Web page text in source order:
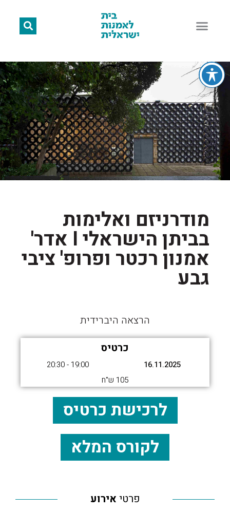
מודרניזם ואלימות
בביתן הישראלי I אדר'
אמנון רכטר ופרופ' ציבי
גבע
הרצאה היברידית
כרטיס
16.11.2025
19:00 - 20:30
105 ש"ח
לרכישת כרטיס
לקורס המלא
פרטי אירוע